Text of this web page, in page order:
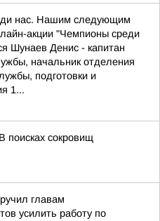
нас. Нашим следующим
акции "Чемпионы среди
Шунаев Денис - капитан
начальник отделения
подготовки и
1...
поисках сокровищ
главам
усилить работу по